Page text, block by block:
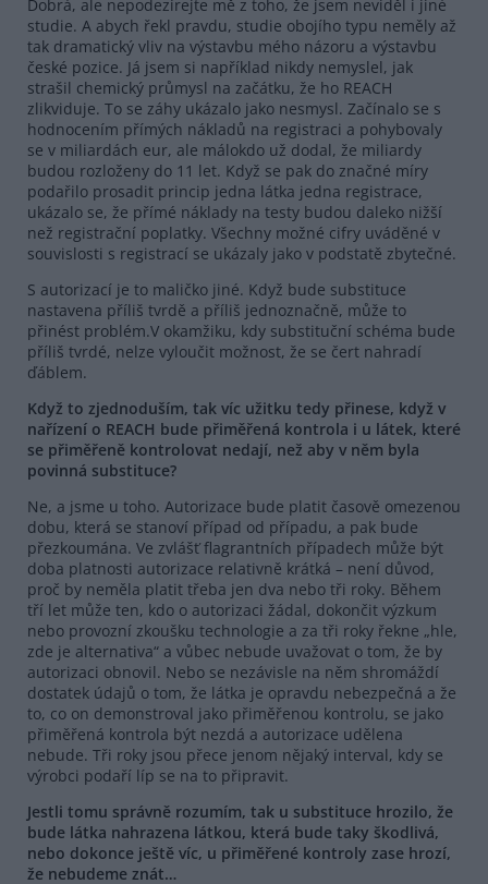
Dobrá, ale nepodezírejte mě z toho, že jsem neviděl i jiné
studie. A abych řekl pravdu, studie obojího typu neměly až
tak dramatický vliv na výstavbu mého názoru a výstavbu
české pozice. Já jsem si například nikdy nemyslel, jak
strašil chemický průmysl na začátku, že ho REACH
zlikviduje. To se záhy ukázalo jako nesmysl. Začínalo se s
hodnocením přímých nákladů na registraci a pohybovaly
se v miliardách eur, ale málokdo už dodal, že miliardy
budou rozloženy do 11 let. Když se pak do značné míry
podařilo prosadit princip jedna látka jedna registrace,
ukázalo se, že přímé náklady na testy budou daleko nižší
než registrační poplatky. Všechny možné cifry uváděné v
souvislosti s registrací se ukázaly jako v podstatě zbytečné.
S autorizací je to maličko jiné. Když bude substituce
nastavena příliš tvrdě a příliš jednoznačně, může to
přinést problém.V okamžiku, kdy substituční schéma bude
příliš tvrdé, nelze vyloučit možnost, že se čert nahradí
ďáblem.
Když to zjednoduším, tak víc užitku tedy přinese, když v
nařízení o REACH bude přiměřená kontrola i u látek, které
se přiměřeně kontrolovat nedají, než aby v něm byla
povinná substituce?
Ne, a jsme u toho. Autorizace bude platit časově omezenou
dobu, která se stanoví případ od případu, a pak bude
přezkoumána. Ve zvlášť flagrantních případech může být
doba platnosti autorizace relativně krátká – není důvod,
proč by neměla platit třeba jen dva nebo tři roky. Během
tří let může ten, kdo o autorizaci žádal, dokončit výzkum
nebo provozní zkoušku technologie a za tři roky řekne „hle,
zde je alternativa“ a vůbec nebude uvažovat o tom, že by
autorizaci obnovil. Nebo se nezávisle na něm shromáždí
dostatek údajů o tom, že látka je opravdu nebezpečná a že
to, co on demonstroval jako přiměřenou kontrolu, se jako
přiměřená kontrola být nezdá a autorizace udělena
nebude. Tři roky jsou přece jenom nějaký interval, kdy se
výrobci podaří líp se na to připravit.
Jestli tomu správně rozumím, tak u substituce hrozilo, že
bude látka nahrazena látkou, která bude taky škodlivá,
nebo dokonce ještě víc, u přiměřené kontroly zase hrozí,
že nebudeme znát…